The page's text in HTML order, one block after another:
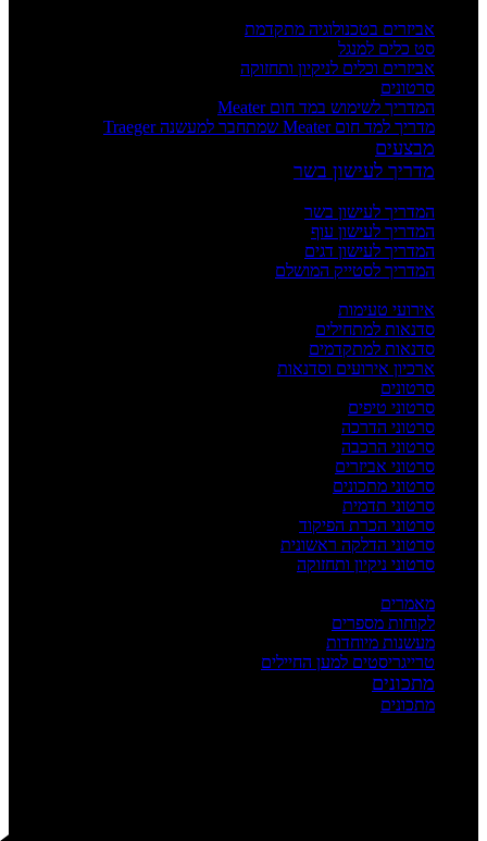
אביזרים בטכנולוגיה מתקדמת
סט כלים למנגל
אביזרים וכלים לניקיון ותחזוקה
סרטונים
המדריך לשימוש במד חום Meater
מדריך למד חום Meater שמתחבר למעשנה Traeger
מבצעים
מדריך לעישון בשר
המדריך לעישון בשר
המדריך לעישון עוף
המדריך לעישון דגים
המדריך לסטייק המושלם
אירועי טעימות
סדנאות למתחילים
סדנאות למתקדמים
ארכיון אירועים וסדנאות
סרטונים
סרטוני טיפים
סרטוני הדרכה
סרטוני הרכבה
סרטוני אביזרים
סרטוני מתכונים
סרטוני תדמית
סרטוני הכרת הפיקוד
סרטוני הדלקה ראשונית
סרטוני ניקיון ותחזוקה
מאמרים
לקוחות מספרים
מעשנות מיוחדות
טרייגריסטים למען החיילים
מתכונים
מתכונים